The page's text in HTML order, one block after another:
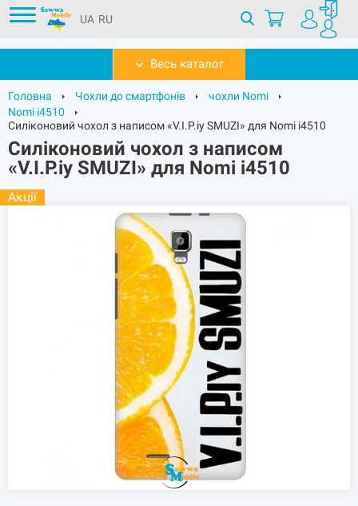
UA RU
Весь каталог
Головна Чохли до смартфонів
чохли Nomi
Nomi i4510
Силіконовий чохол з написом «V.I.P.iy SMUZI» для Nomi i4510
Силіконовий чохол з написом
«V.I.P.iy SMUZI» для Nomi i4510
Акції